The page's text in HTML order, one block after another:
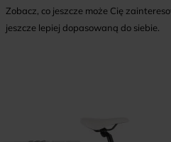
Zobacz, co jeszcze może Cię
jeszcze lepiej dopasowaną do siebie.